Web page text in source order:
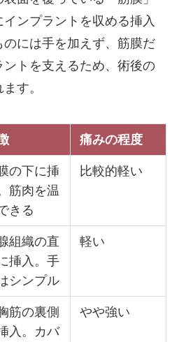
から予約する
ンプラントを収める挿入
には手を加えず、筋膜だ
トを支えるため、術後の
す。
痛みの程度
の下に挿
筋肉を温
きる
比較的軽い
組織の直
挿入。手
シンプル
軽い
筋の裏側
入。カバ
やや強い